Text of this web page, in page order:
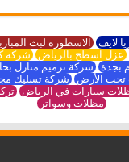
لايف الاسطورة لبث
عزل اسطح بالرياض شركة
بجدة شركة ترميم منازل
تحت الأرض شركة تسليك
سيارات في الرياض
مظلات وسواتر